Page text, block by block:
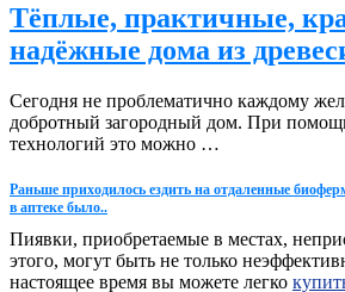
Тёплые, практичные,
надёжные дома из
Сегодня не проблематично каждому
добротный загородный дом. При
технологий это можно …
Раньше приходилось ездить на отдаленные
в аптеке было..
Пиявки, приобретаемые в местах,
этого, могут быть не только
настоящее время вы можете легко